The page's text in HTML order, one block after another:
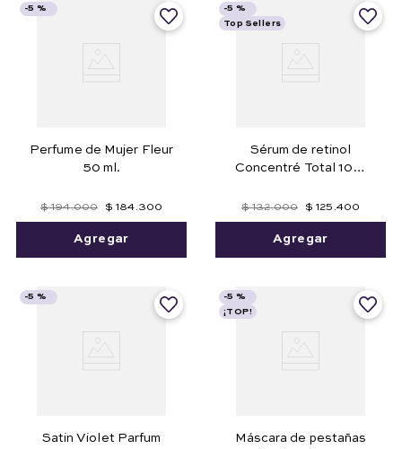
Perfume de Mujer Fleur
50 ml.
-5 %
$ 194.000 $ 184.300
Agregar
Sérum de retinol
Concentré Total 10%
.91 fl.oz.
-5 %
Top Sellers
$ 132.000 $ 125 .400
Agregar
Satin Violet Parfum
-5 %
Máscara de pestañas
-5 %
¡TOP!